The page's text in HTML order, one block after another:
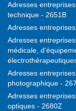
Adresses
technique - 2651B
Adresses
Adresses
médicale,
Adresses
photographique -
Adresses
optiques - 2680Z